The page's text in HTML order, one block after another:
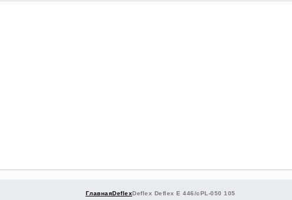
ГлавнаяDeflexDeflex Deflex E 446/cPL-050 105